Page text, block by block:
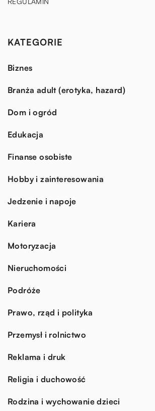
KATEGORIE
Biznes
Branża adult (erotyka, hazard)
Dom i ogród
Edukacja
Finanse osobiste
Hobby i zainteresowania
Jedzenie i napoje
Kariera
Motoryzacja
Nieruchomości
Podróże
Prawo, rząd i polityka
Przemysł i rolnictwo
Reklama i druk
Religia i duchowość
Rodzina i wychowanie dzieci